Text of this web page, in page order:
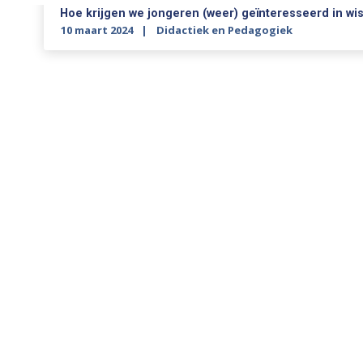
Hoe krijgen we jongeren (weer) geïnteresseerd in
10 maart 2024 Didactiek en Pedagogiek